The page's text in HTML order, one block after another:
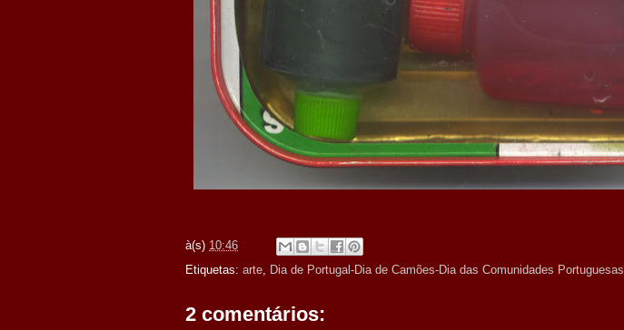
à(s) 10:46
Etiquetas: arte, Dia de Portugal-Dia de Camões-Dia das Comunidades Portuguesas
2 comentários: